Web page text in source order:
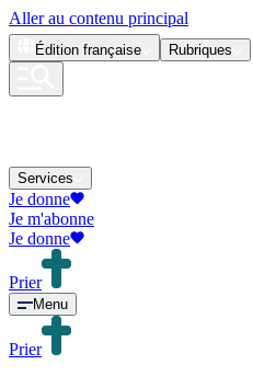
Aller au contenu principal
Édition française Rubriques
Services
Je donne
Je m'abonne
Je donne
Prier
Menu
Prier